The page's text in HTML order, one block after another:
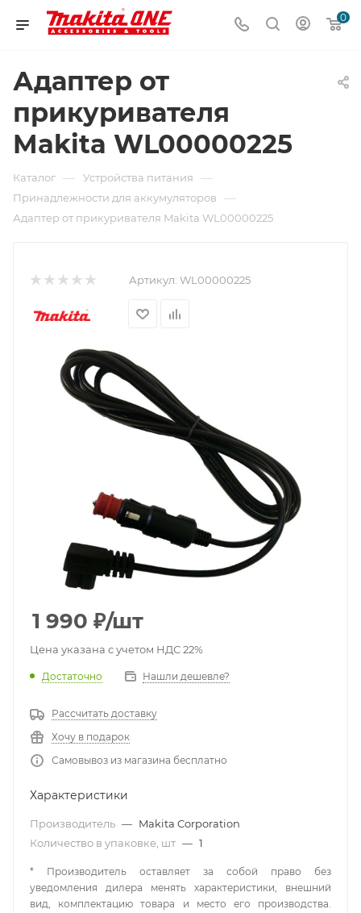
0
Адаптер от
прикуривателя
Makita WL00000225
Каталог — Устройства питания —
Принадлежности для аккумуляторов —
Адаптер от прикуривателя Makita WL00000225
Артикул: WL00000225
1 990 ₽/шт
Цена указана с учетом НДС 22%
Достаточно Нашли дешевле?
Рассчитать доставку
Хочу в подарок
Самовывоз из магазина бесплатно
Характеристики
Производитель — Makita Corporation
Количество в упаковке, шт — 1
* Производитель оставляет за собой право без
уведомления дилера менять характеристики, внешний
вид, комплектацию товара и место его производства.